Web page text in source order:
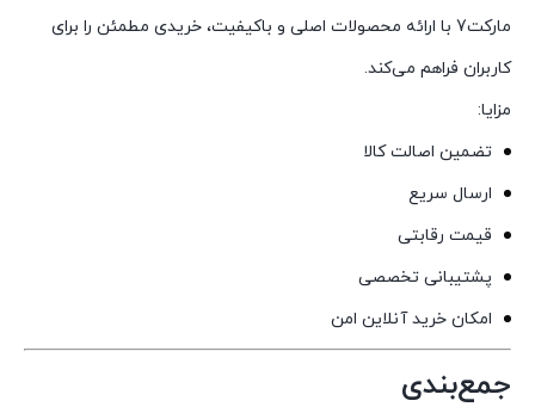
مارکت7 با ارائه محصولات اصلی و باکیفیت، خریدی مطمئن را برای
کاربران فراهم می‌کند.
مزایا:
تضمین اصالت کالا
ارسال سریع
قیمت رقابتی
پشتیبانی تخصصی
امکان خرید آنلاین امن
جمع‌بندی